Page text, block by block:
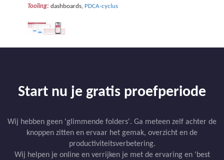
Tooling: dashboards, PDCA-cyclus
Start nu je gratis proefperiode
Wij hebben geen 'glimmende folders'. Ga meteen zelf achter de
knoppen zitten en ervaar het gemak, overzicht en de
productiviteitsverbetering.
Wij helpen je online en verrijken je met de ervaring en 'best